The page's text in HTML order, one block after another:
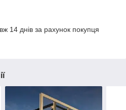
14 днів за рахунок покупця